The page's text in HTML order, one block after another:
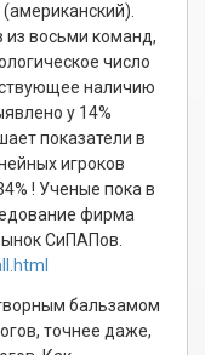
из восьми команд,
число
наличию
у 14%
показатели в
игроков
! Ученые пока в
фирма
СиПАПов.
бальзамом
точнее даже,